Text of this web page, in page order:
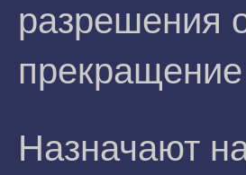
разрешения
Назначают